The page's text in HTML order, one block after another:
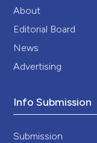
About
Editorial Board
News
Advertising
Info Submission
Submission